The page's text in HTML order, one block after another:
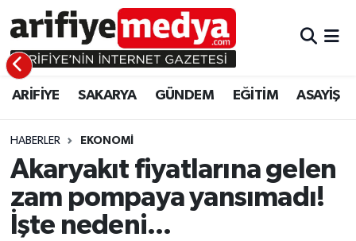
ARİFİYE SAKARYA GÜNDEM EĞİTİM ASAYİŞ
HABERLER EKONOMİ
Akaryakıt fiyatlarına gelen
zam pompaya yansımadı!
İşte nedeni...
ARİFİYE
SAKARYA
GÜNDEM
EĞİTİM
ASAYİŞ
ARİFİYE
GÜNDEM
EĞİTİM
EKONOMİ
ASAYİŞ
Sakarya Hava Durumu
Sakarya Namaz Vakitleri
Sakarya Trafik Yoğunluk Haritası
Süper Lig Puan Durumu ve Fikstür
Tüm Manşetler